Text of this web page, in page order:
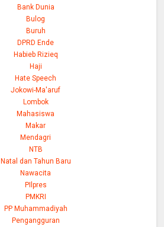
Bank Dunia
Bulog
Buruh
DPRD Ende
Habieb Rizieq
Haji
Hate Speech
Jokowi-Ma'aruf
Lombok
Mahasiswa
Makar
Mendagri
NTB
Natal dan Tahun Baru
Nawacita
PIlpres
PMKRI
PP Muhammadiyah
Pengangguran